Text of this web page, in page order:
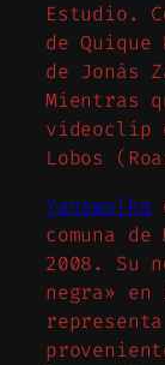
Estudio.
de
de Jonás
Mientras
videoclip
Lobos
Yanawalka
comuna
2008. Su
negra» en